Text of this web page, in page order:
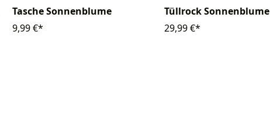
Tasche Sonnenblume
9,99 €*
Tüllrock Sonnenblume
29,99 €*